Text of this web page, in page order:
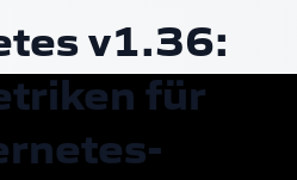
v1.36:
für